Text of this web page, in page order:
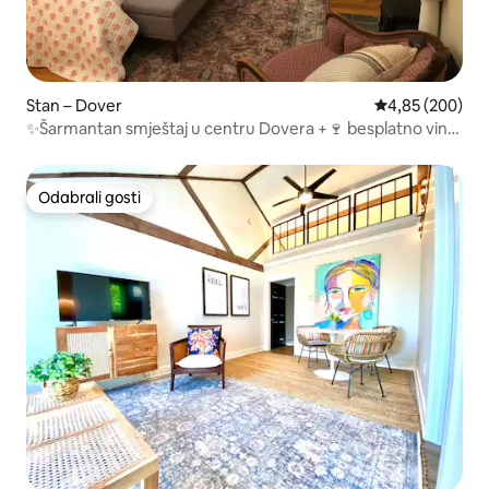
Stan – Dover Prosječna
4,85 (200)
✨Šarmantan smještaj u centru Dovera +🍷 besplatno vino
Odabrali gosti
Odabrali gosti